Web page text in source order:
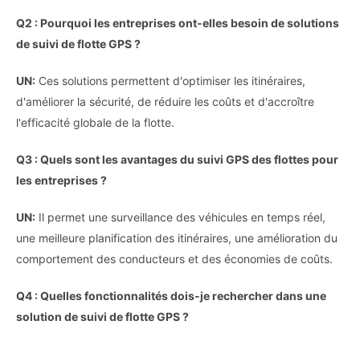
Q2 : Pourquoi les entreprises ont-elles besoin de solutions
de suivi de flotte GPS ?
UN: Ces solutions permettent d'optimiser les itinéraires,
d'améliorer la sécurité, de réduire les coûts et d'accroître
l'efficacité globale de la flotte.
Q3 : Quels sont les avantages du suivi GPS des flottes pour
les entreprises ?
UN: Il permet une surveillance des véhicules en temps réel,
une meilleure planification des itinéraires, une amélioration du
comportement des conducteurs et des économies de coûts.
Q4 : Quelles fonctionnalités dois-je rechercher dans une
solution de suivi de flotte GPS ?